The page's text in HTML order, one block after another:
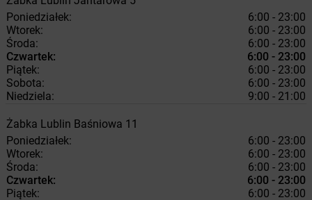
Poniedziałek:
6:00 - 23:00
Wtorek:
6:00 - 23:00
Środa:
6:00 - 23:00
Czwartek:
6:00 - 23:00
Piątek:
6:00 - 23:00
Sobota:
6:00 - 23:00
Niedziela:
9:00 - 21:00
Żabka Lublin Baśniowa 11
Poniedziałek:
6:00 - 23:00
Wtorek:
6:00 - 23:00
Środa:
6:00 - 23:00
Czwartek:
6:00 - 23:00
Piątek:
6:00 - 23:00